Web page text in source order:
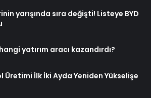
yarışında sıra değişti! Listeye BYD
yatırım aracı kazandırdı?
Üretimi İlk İki Ayda Yeniden Yükselişe